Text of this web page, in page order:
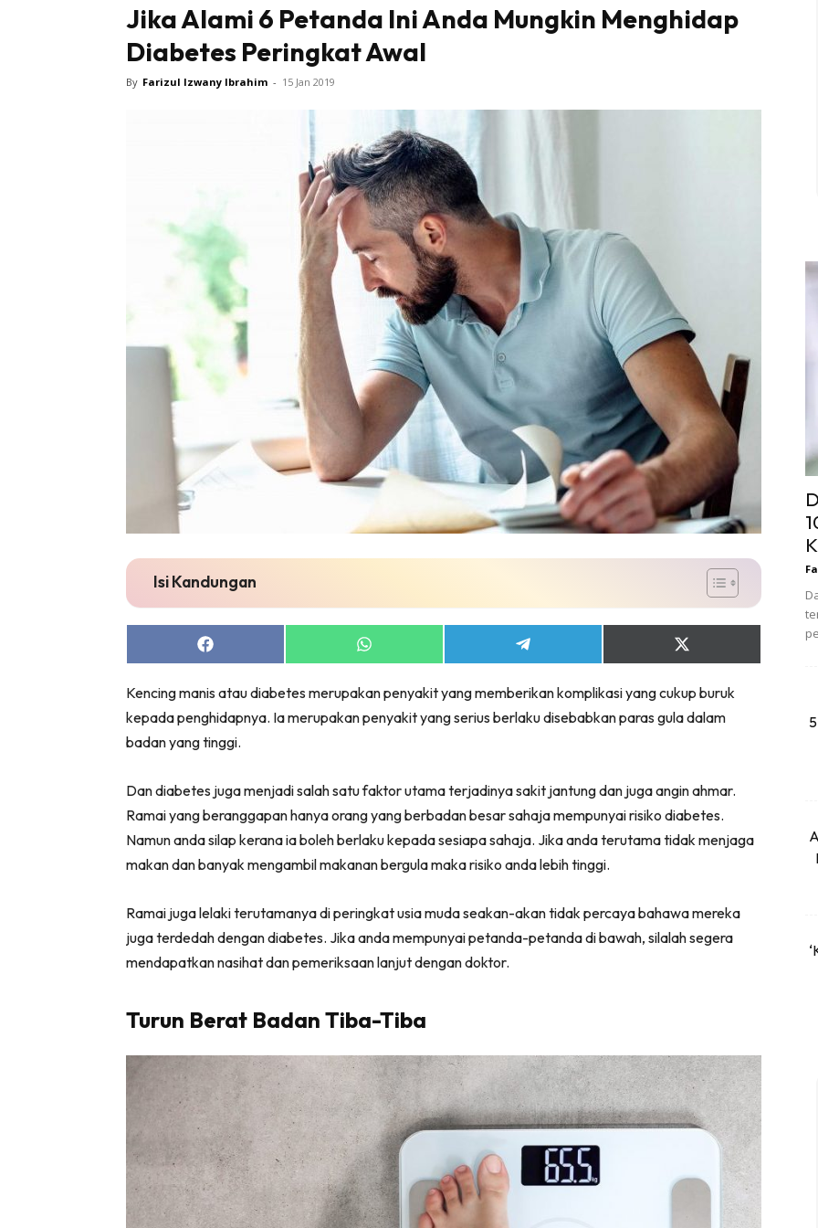
Jika Alami 6 Petanda Ini Anda Mungkin Menghidap
Diabetes Peringkat Awal
By Farizul Izwany Ibrahim - 15 Jan 2019
Isi Kandungan
Share
on
Share
on
Share
on
Share
on
(Twitter)
Kencing manis atau diabetes merupakan penyakit yang memberikan komplikasi yang cukup buruk
kepada penghidapnya. Ia merupakan penyakit yang serius berlaku disebabkan paras gula dalam
badan yang tinggi.
Dan diabetes juga menjadi salah satu faktor utama terjadinya sakit jantung dan juga angin ahmar.
Ramai yang beranggapan hanya orang yang berbadan besar sahaja mempunyai risiko diabetes.
Namun anda silap kerana ia boleh berlaku kepada sesiapa sahaja. Jika anda terutama tidak menjaga
makan dan banyak mengambil makanan bergula maka risiko anda lebih tinggi.
Ramai juga lelaki terutamanya di peringkat usia muda seakan-akan tidak percaya bahawa mereka
juga terdedah dengan diabetes. Jika anda mempunyai petanda-petanda di bawah, silalah segera
mendapatkan nasihat dan pemeriksaan lanjut dengan doktor.
Turun Berat Badan Tiba-Tiba